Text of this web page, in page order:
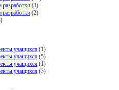
(3)
(2)
учащихся (1)
учащихся (5)
учащихся (1)
учащихся (3)